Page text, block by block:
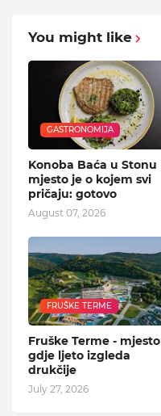
You might like
GASTRONOMIJA
Konoba Baća u Stonu
mjesto je o kojem svi
pričaju: gotovo
August 07, 2026
FRUŠKE TERME
Fruške Terme - mjesto
gdje ljeto izgleda
drukčije
July 27, 2026